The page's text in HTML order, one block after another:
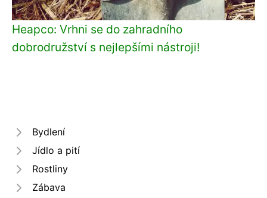
Heapco: Vrhni se do zahradního
dobrodružství s nejlepšími nástroji!
Bydlení
Jídlo a pití
Rostliny
Zábava